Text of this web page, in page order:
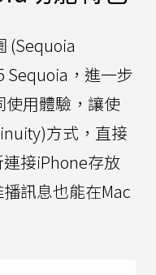
(Sequoia
Sequoia，進一步
用體驗，讓使
方式，直接
接iPhone存放
訊息也能在Mac